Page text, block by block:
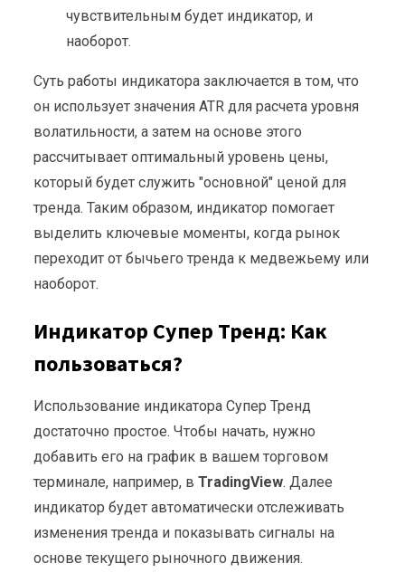
чувствительным будет индикатор, и
наоборот.
Суть работы индикатора заключается в том, что
он использует значения ATR для расчета уровня
волатильности, а затем на основе этого
рассчитывает оптимальный уровень цены,
который будет служить "основной" ценой для
тренда. Таким образом, индикатор помогает
выделить ключевые моменты, когда рынок
переходит от бычьего тренда к медвежьему или
наоборот.
Индикатор Супер Тренд: Как
пользоваться?
Использование индикатора Супер Тренд
достаточно простое. Чтобы начать, нужно
добавить его на график в вашем торговом
терминале, например, в TradingView. Далее
индикатор будет автоматически отслеживать
изменения тренда и показывать сигналы на
основе текущего рыночного движения.